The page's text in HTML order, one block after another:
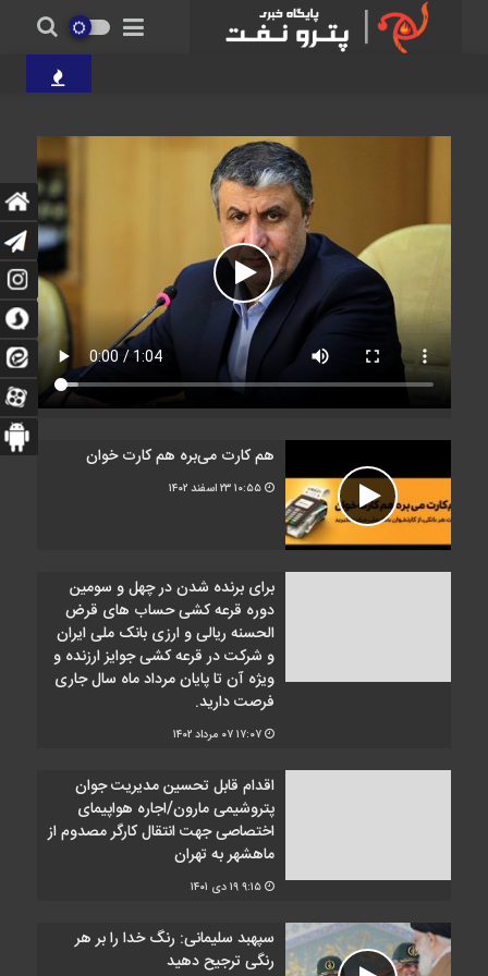
پتروشیمی
هم کارت می‌بره هم کارت خوان
۲۳ اسفند ۱۴۰۲
برای برنده شدن در چهل و سومین
دوره قرعه کشی حساب های قرض
الحسنه ریالی و ارزی بانک ملی ایران
و شرکت در قرعه کشی جوایز ارزنده و
ویژه آن تا پایان مرداد ماه سال جاری
فرصت دارید.
۰۷ مرداد ۱۴۰۲
اقدام قابل تحسین مدیریت جوان
پتروشیمی مارون/اجاره هواپیمای
اختصاصی جهت انتقال کارگر مصدوم از
ماهشهر به تهران
۱۹ دی ۱۴۰۱
سپهبد سلیمانی: رنگ خدا را بر هر
رنگی ترجیح دهید